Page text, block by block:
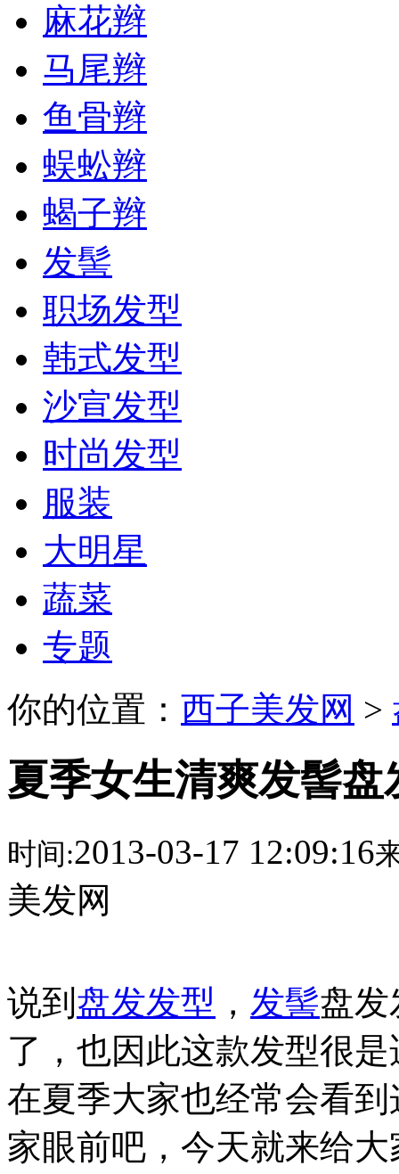
麻花辫
马尾辫
鱼骨辫
蜈蚣辫
蝎子辫
发髻
职场发型
韩式发型
沙宣发型
时尚发型
服装
大明星
蔬菜
专题
你的位置： 西子美发网 >
夏季女生清爽发髻盘
时间:2013-03-17 12:09:16
美发网
说到 盘发发型 ， 发髻盘发
了，也因此这款发型很
在夏季大家也经常会看
家眼前吧，今天就来给